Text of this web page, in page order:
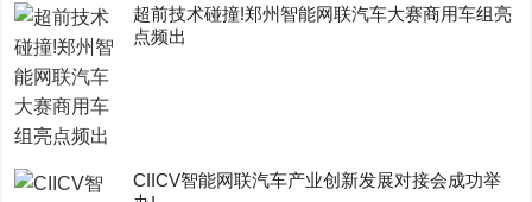
超前技术碰撞!郑州智能网联汽车大赛商用车组亮
点频出
CIICV智能网联汽车产业创新发展对接会成功举